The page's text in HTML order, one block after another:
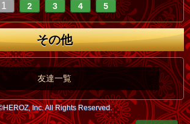
1 2 3 4 5
その他
友達一覧
Inc. All Rights Reserved.